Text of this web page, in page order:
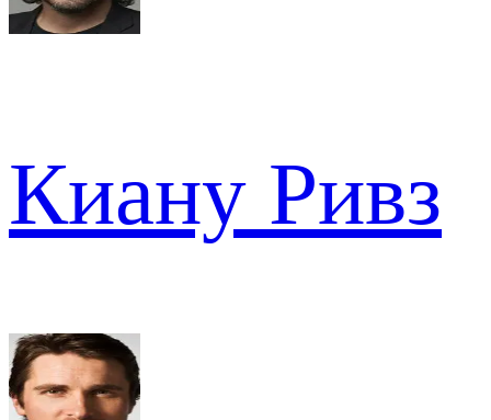
Киану Ривз